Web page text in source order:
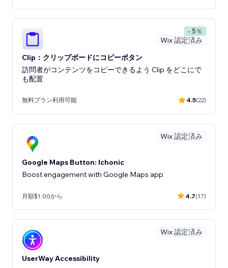
- 5％
Wix 認定済み
Clip：クリップボードにコピーボタン
訪問者がコンテンツをコピーできるよう Clip をどこにで
も配置
無料プラン利用可能 4.5(22)
Wix 認定済み
Google Maps Button: Ichonic
Boost engagement with Google Maps app
月額$1.00から 4.7(17)
Wix 認定済み
UserWay Accessibility